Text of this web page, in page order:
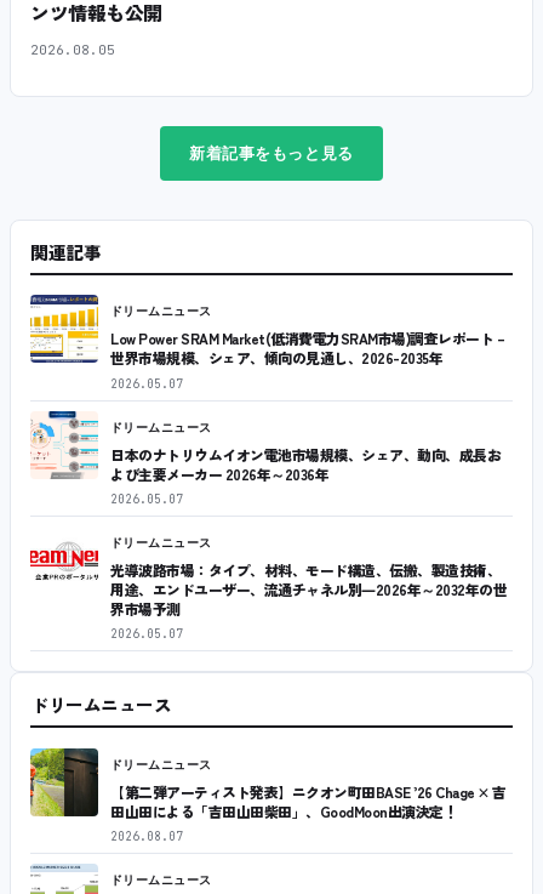
ンツ情報も公開
2026.08.05
新着記事をもっと見る
関連記事
ドリームニュース
Low Power SRAM Market(低消費電力SRAM市場)調査レポート –
世界市場規模、シェア、傾向の見通し、2026-2035年
2026.05.07
ドリームニュース
日本のナトリウムイオン電池市場規模、シェア、動向、成長お
よび主要メーカー 2026年～2036年
2026.05.07
ドリームニュース
光導波路市場：タイプ、材料、モード構造、伝搬、製造技術、
用途、エンドユーザー、流通チャネル別―2026年～2032年の世
界市場予測
2026.05.07
ドリームニュース
ドリームニュース
【第二弾アーティスト発表】ニクオン町田BASE ’26 Chage × 吉
田山田による「吉田山田柴田」、GoodMoon出演決定！
2026.08.07
ドリームニュース